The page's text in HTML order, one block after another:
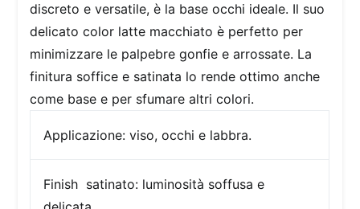
discreto e versatile, è la base occhi ideale. Il suo
delicato color latte macchiato è perfetto per
minimizzare le palpebre gonfie e arrossate. La
finitura soffice e satinata lo rende ottimo anche
come base e per sfumare altri colori.
Applicazione: viso, occhi e labbra.
Finish satinato: luminosità soffusa e